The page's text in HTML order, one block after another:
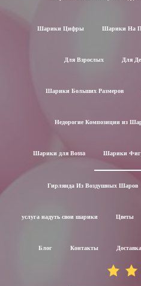
Шарики Цифры Шарики На
Для Взрослых Для
Шарики Больших Размеров
Недорогие Композиции из
Шарики для Воssa Шарики
Гирлянда Из Воздушных Шаров
услуга надуть свои шарики Цветы
Блог Контакты Доставка